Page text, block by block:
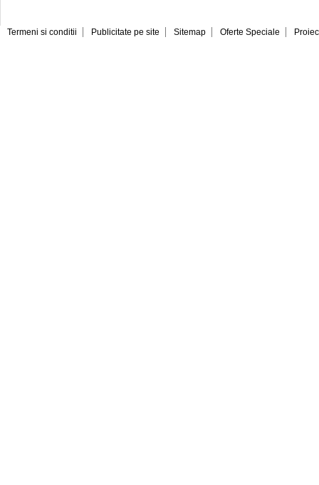
Termeni si conditii Publicitate pe site Sitemap Oferte Speciale